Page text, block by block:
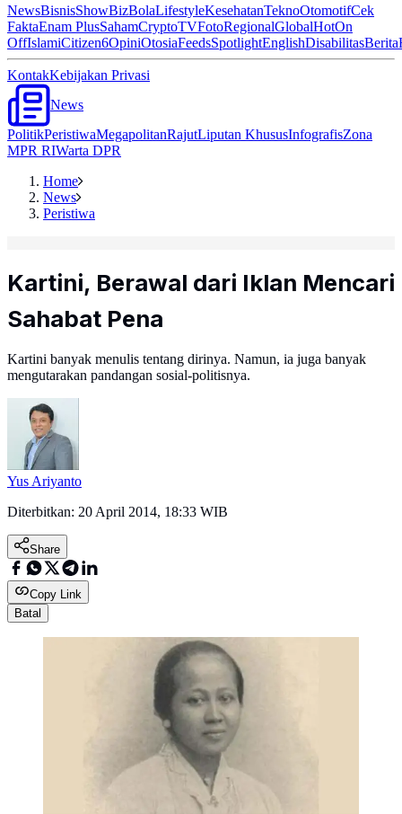
NewsBisnisShowBizBolaLifestyleKesehatanTeknoOtomotifCek
FaktaEnam PlusSahamCryptoTVFotoRegionalGlobalHotOn
OffIslamiCitizen6OpiniOtosiaFeedsSpotlightEnglishDisabilitasBerita
KontakKebijakan Privasi
News
PolitikPeristiwaMegapolitanRajutLiputan KhususInfografisZona
MPR RIWarta DPR
Home
News
Peristiwa
Kartini, Berawal dari Iklan Mencari
Sahabat Pena
Kartini banyak menulis tentang dirinya. Namun, ia juga banyak
mengutarakan pandangan sosial-politisnya.
Yus Ariyanto
Diterbitkan: 20 April 2014, 18:33 WIB
Share
Copy Link
Batal